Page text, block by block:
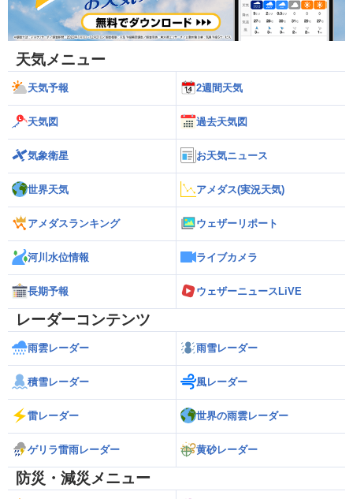
天気メニュー
天気予報 2週間天気
天気図 過去天気図
気象衛星 お天気ニュース
世界天気 アメダス(実況天気)
アメダスランキング ウェザーリポート
河川水位情報 ライブカメラ
長期予報 ウェザーニュースLiVE
レーダーコンテンツ
雨雲レーダー 雨雪レーダー
積雪レーダー 風レーダー
雷レーダー 世界の雨雲レーダー
ゲリラ雷雨レーダー 黄砂レーダー
防災・減災メニュー